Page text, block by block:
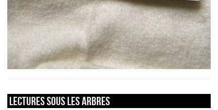
LECTURES SOUS LES ARBRES